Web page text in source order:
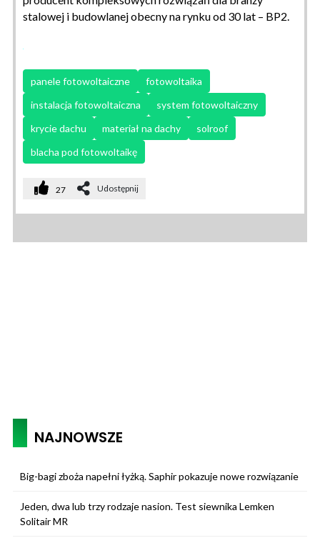
stalowej i budowlanej obecny na rynku od 30 lat – BP2.
panele fotowoltaiczne
fotowoltaika
instalacja fotowoltaiczna
system fotowoltaiczny
krycie dachu
materiał na dachy
solroof
blacha pod fotowoltaikę
27 Udostępnij
NAJNOWSZE
Big-bagi zboża napełni łyżką. Saphir pokazuje nowe rozwiązanie
Jeden, dwa lub trzy rodzaje nasion. Test siewnika Lemken
Solitair MR